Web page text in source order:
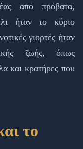
από πρόβατα,
ήταν το κύριο
γιορτές ήταν
ζωής, όπως
και κρατήρες που
το